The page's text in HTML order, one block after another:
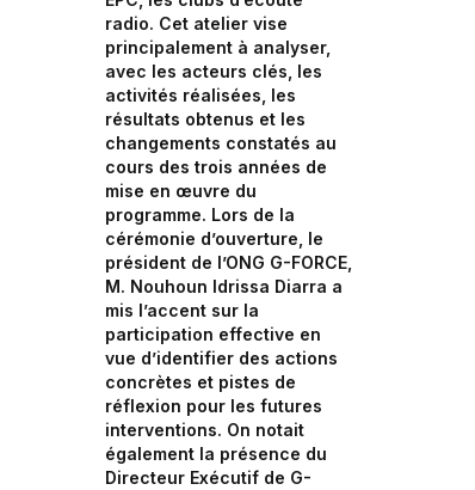
radio. Cet atelier vise
principalement à analyser,
avec les acteurs clés, les
activités réalisées, les
résultats obtenus et les
changements constatés au
cours des trois années de
mise en œuvre du
programme. Lors de la
cérémonie d’ouverture, le
président de l’ONG G-FORCE,
M. Nouhoun Idrissa Diarra a
mis l’accent sur la
participation effective en
vue d’identifier des actions
concrètes et pistes de
réflexion pour les futures
interventions. On notait
également la présence du
Directeur Exécutif de G-